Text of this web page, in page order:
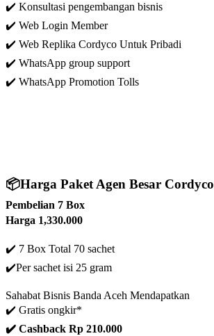
✔️ Konsultasi pengembangan bisnis
✔️ Web Login Member
✔️ Web Replika Cordyco Untuk Pribadi
✔️ WhatsApp group support
✔️ WhatsApp Promotion Tolls
📦Harga Paket Agen Besar Cordyco
Pembelian 7 Box
Harga 1,330.000
✔️ 7 Box Total 70 sachet
✔️Per sachet isi 25 gram
Sahabat Bisnis Banda Aceh Mendapatkan
✔️ Gratis ongkir*
✔️ Cashback Rp 210.000